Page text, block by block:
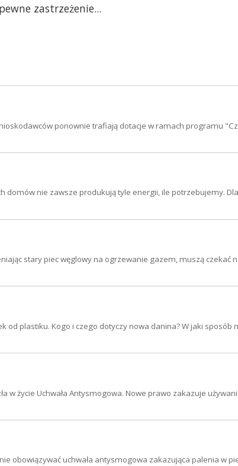
zastrzeżenie...
ponownie trafiają dotacje w ramach programu
domów nie zawsze produkują tyle energii, ile potrzebujemy.
stary piec węglowy na ogrzewanie gazem, muszą czekać
od plastiku. Kogo i czego dotyczy nowa danina? W jaki
w życie Uchwała Antysmogowa. Nowe prawo zakazuje
obowiązywać uchwała antysmogowa zakazująca palenia w